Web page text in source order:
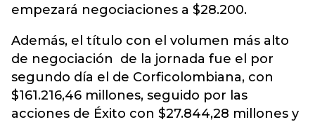
empezará negociaciones a $28.200.
Además, el título con el volumen más alto
de negociación de la jornada fue el por
segundo día el de Corficolombiana, con
$161.216,46 millones, seguido por las
acciones de Éxito con $27.844,28 millones y